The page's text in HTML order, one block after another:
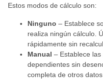
Estos modos de cálculo son:
Ninguno – Establece
realiza ningún cálculo.
rápidamente sin
Manual – Establece
dependientes sin
completa de otros